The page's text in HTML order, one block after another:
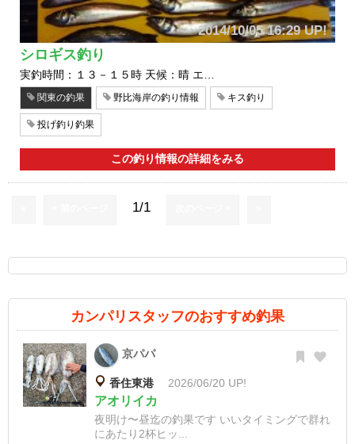
2014/10/05 16:29 UP!
シロギス釣り
実釣時間：１３－１５時 天候：晴 エ…
関東の釣果 野比海岸の釣り情報 キス釣り
投げ釣り釣果
この釣り情報の詳細をみる
1/1
カンパリスタッフのおすすめ釣果
京パパ
香住東港 2026/06/20 UP!
アオリイカ
夜明け〜昼迄の釣果です いいタイミングで群れ
にあたり2杯ヒッ...